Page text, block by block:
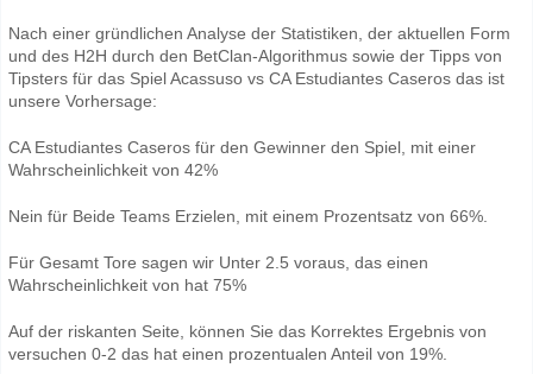
Nach einer gründlichen Analyse der Statistiken, der aktuellen Form
und des H2H durch den BetClan-Algorithmus sowie der Tipps von
Tipsters für das Spiel Acassuso vs CA Estudiantes Caseros das ist
unsere Vorhersage:
CA Estudiantes Caseros für den Gewinner den Spiel, mit einer
Wahrscheinlichkeit von 42%
Nein für Beide Teams Erzielen, mit einem Prozentsatz von 66%.
Für Gesamt Tore sagen wir Unter 2.5 voraus, das einen
Wahrscheinlichkeit von hat 75%
Auf der riskanten Seite, können Sie das Korrektes Ergebnis von
versuchen 0-2 das hat einen prozentualen Anteil von 19%.